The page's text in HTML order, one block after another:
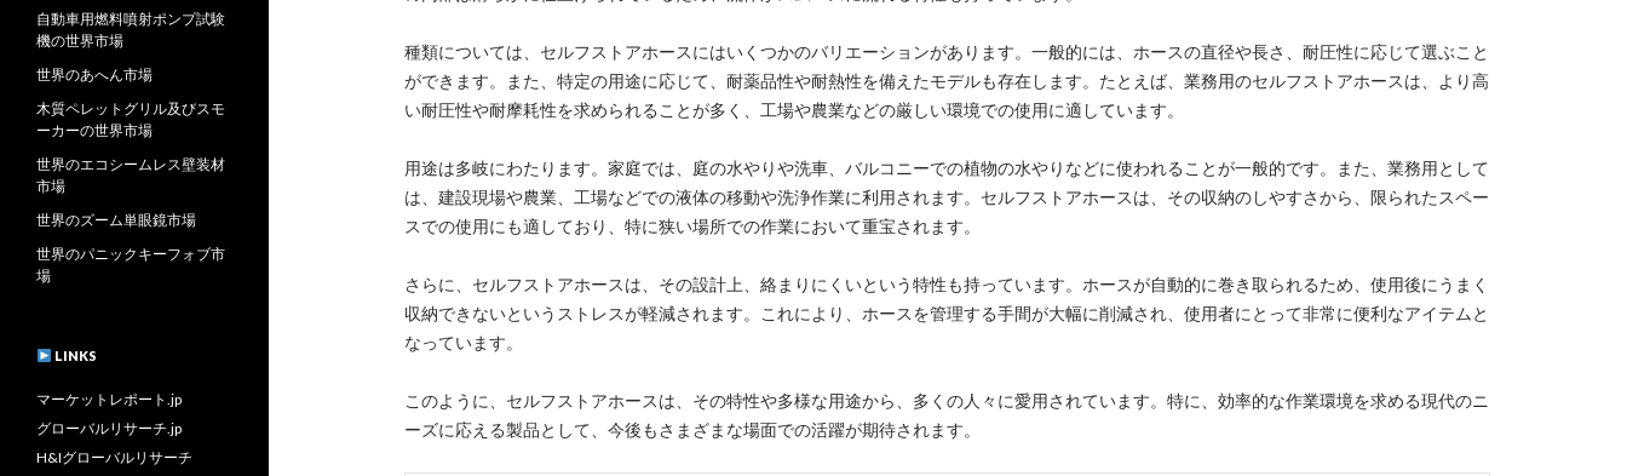
種類については、セルフストアホースにはいくつかのバリエーションがあります。一般的には、ホースの直径や長さ、耐圧性に応じて選ぶこと
ができます。また、特定の用途に応じて、耐薬品性や耐熱性を備えたモデルも存在します。たとえば、業務用のセルフストアホースは、より高
い耐圧性や耐摩耗性を求められることが多く、工場や農業などの厳しい環境での使用に適しています。
用途は多岐にわたります。家庭では、庭の水やりや洗車、バルコニーでの植物の水やりなどに使われることが一般的です。また、業務用として
は、建設現場や農業、工場などでの液体の移動や洗浄作業に利用されます。セルフストアホースは、その収納のしやすさから、限られたスペー
スでの使用にも適しており、特に狭い場所での作業において重宝されます。
さらに、セルフストアホースは、その設計上、絡まりにくいという特性も持っています。ホースが自動的に巻き取られるため、使用後にうまく
収納できないというストレスが軽減されます。これにより、ホースを管理する手間が大幅に削減され、使用者にとって非常に便利なアイテムと
なっています。
このように、セルフストアホースは、その特性や多様な用途から、多くの人々に愛用されています。特に、効率的な作業環境を求める現代のニ
ーズに応える製品として、今後もさまざまな場面での活躍が期待されます。
自動車用燃料噴射ポンプ試験
機の世界市場
世界のあへん市場
木質ペレットグリル及びスモ
ーカーの世界市場
世界のエコシームレス壁装材
市場
世界のズーム単眼鏡市場
世界のパニックキーフォブ市
場
LINKS
マーケットレポート.jp
グローバルリサーチ.jp
H&Iグローバルリサーチ